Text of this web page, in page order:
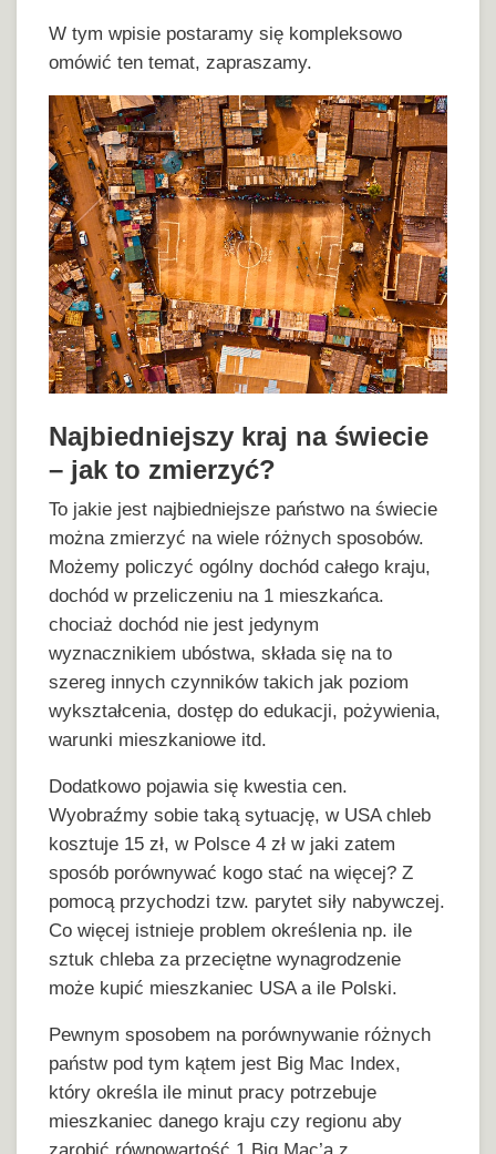
W tym wpisie postaramy się kompleksowo
omówić ten temat, zapraszamy.
Najbiedniejszy kraj na świecie
– jak to zmierzyć?
To jakie jest najbiedniejsze państwo na świecie
można zmierzyć na wiele różnych sposobów.
Możemy policzyć ogólny dochód całego kraju,
dochód w przeliczeniu na 1 mieszkańca.
chociaż dochód nie jest jedynym
wyznacznikiem ubóstwa, składa się na to
szereg innych czynników takich jak poziom
wykształcenia, dostęp do edukacji, pożywienia,
warunki mieszkaniowe itd.
Dodatkowo pojawia się kwestia cen.
Wyobraźmy sobie taką sytuację, w USA chleb
kosztuje 15 zł, w Polsce 4 zł w jaki zatem
sposób porównywać kogo stać na więcej? Z
pomocą przychodzi tzw. parytet siły nabywczej.
Co więcej istnieje problem określenia np. ile
sztuk chleba za przeciętne wynagrodzenie
może kupić mieszkaniec USA a ile Polski.
Pewnym sposobem na porównywanie różnych
państw pod tym kątem jest Big Mac Index,
który określa ile minut pracy potrzebuje
mieszkaniec danego kraju czy regionu aby